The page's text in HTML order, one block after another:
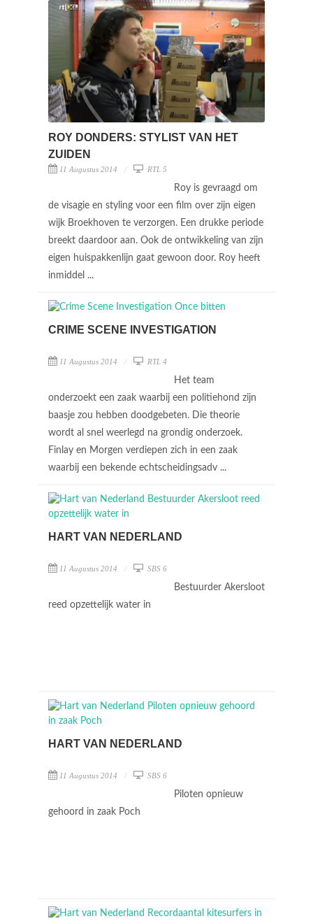
ROY DONDERS: STYLIST VAN HET
ZUIDEN
11 Augustus 2014 RTL 5
Roy is gevraagd om
de visagie en styling voor een film over zijn eigen
wijk Broekhoven te verzorgen. Een drukke periode
breekt daardoor aan. Ook de ontwikkeling van zijn
eigen huispakkenlijn gaat gewoon door. Roy heeft
inmiddel ...
CRIME SCENE INVESTIGATION
11 Augustus 2014 RTL 4
Het team
onderzoekt een zaak waarbij een politiehond zijn
baasje zou hebben doodgebeten. Die theorie
wordt al snel weerlegd na grondig onderzoek.
Finlay en Morgen verdiepen zich in een zaak
waarbij een bekende echtscheidingsadv ...
HART VAN NEDERLAND
11 Augustus 2014 SBS 6
Bestuurder Akersloot
reed opzettelijk water in
HART VAN NEDERLAND
11 Augustus 2014 SBS 6
Piloten opnieuw
gehoord in zaak Poch